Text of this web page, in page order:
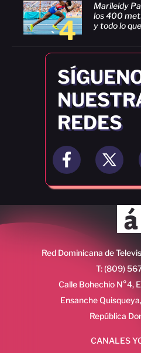
4
Marileidy
los 400
y todo lo
REDES
Red Dominicana de
T: (809)
Calle Bohechio N°4,
Ensanche
República
CANALES